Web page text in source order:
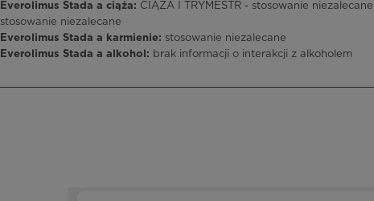
Everolimus Stada a ciąża: CIĄŻA I TRYMESTR - stosowanie
stosowanie niezalecane
Everolimus Stada a karmienie: stosowanie niezalecane
Everolimus Stada a alkohol: brak informacji o interakcji z alkoholem